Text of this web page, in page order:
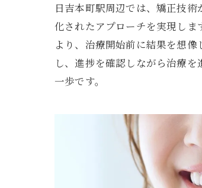
日吉本町駅周辺では、矯正技
化されたアプローチを実現し
より、治療開始前に結果を想
し、進捗を確認しながら治療
一歩です。